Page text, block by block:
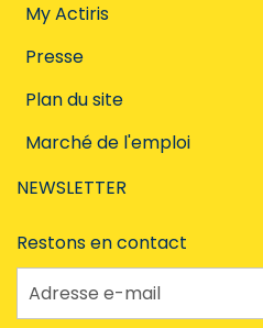
My Actiris
Presse
Plan du site
Marché de l'emploi
NEWSLETTER
Restons en contact
Adresse e-mail